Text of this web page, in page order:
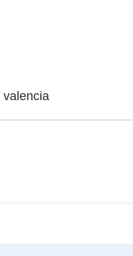
valencia